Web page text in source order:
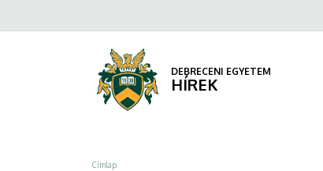
ünnepély
a
DEBRECENI EGYETEM
HÍREK
Címlap